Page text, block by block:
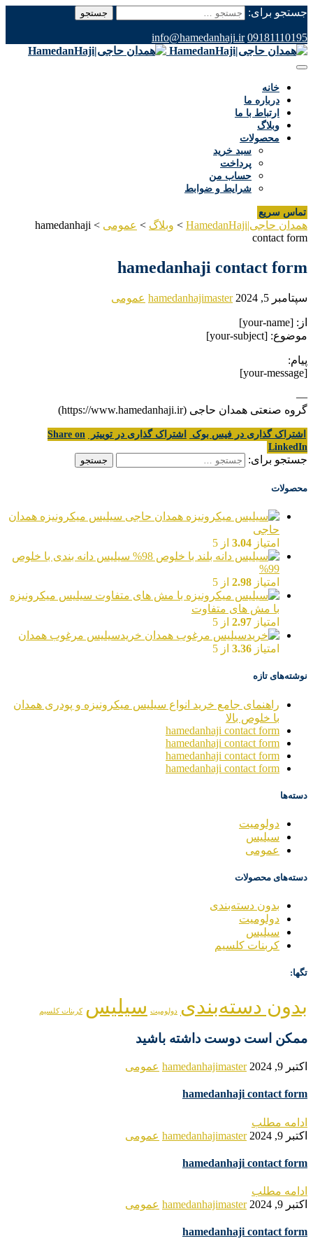
جستجو برای:
09181110195
info@hamedanhaji.ir
خانه
درباره ما
ارتباط با ما
وبلاگ
محصولات
سبد خرید
پرداخت
حساب من
شرایط و ضوابط
تماس سریع
همدان حاجی|HamedanHaji > وبلاگ > عمومی >
hamedanhaji
contact form
hamedanhaji contact form
سپتامبر 5, 2024 hamedanhajimaster عمومی
از: [your-name]
موضوع: [your-subject]
پیام:
[your-message]
—
گروه صنعتی همدان حاجی (https://www.hamedanhaji.ir)
اشتراک گذاری در فیس بوک اشتراک گذاری در توییتر
Share on
LinkedIn
جستجو برای:
محصولات
سیلیس میکرونیزه همدان
حاجی
امتیاز 3.04 از 5
سیلیس دانه بندی با خلوص
99%
امتیاز 2.98 از 5
سیلیس میکرونیزه
با مش های متفاوت
امتیاز 2.97 از 5
خریدسیلیس مرغوب همدان
امتیاز 3.36 از 5
نوشته‌های تازه
راهنمای جامع خرید انواع سیلیس میکرونیزه و پودری همدان
با خلوص بالا
hamedanhaji contact form
hamedanhaji contact form
hamedanhaji contact form
hamedanhaji contact form
دسته‌ها
دولومیت
سیلیس
عمومی
دسته‌های محصولات
بدون دسته‌بندی
دولومیت
سیلیس
کربنات کلسیم
تگها:
بدون دسته‌بندی دولومیت سیلیس کربنات کلسیم
ممکن است دوست داشته باشید
اکتبر 9, 2024 hamedanhajimaster عمومی
hamedanhaji contact form
ادامه مطلب
اکتبر 9, 2024
hamedanhajimaster عمومی
hamedanhaji contact form
ادامه مطلب
اکتبر 9, 2024
hamedanhajimaster عمومی
hamedanhaji contact form